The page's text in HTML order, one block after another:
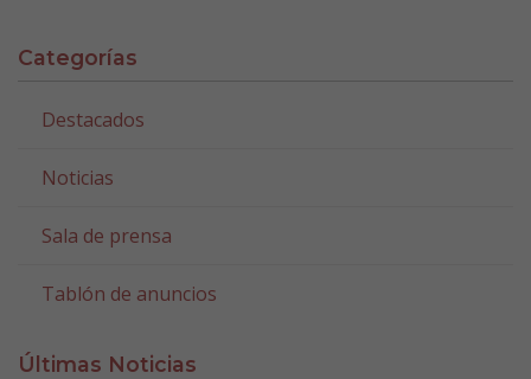
Categorías
Destacados
Noticias
Sala de prensa
Tablón de anuncios
Últimas Noticias